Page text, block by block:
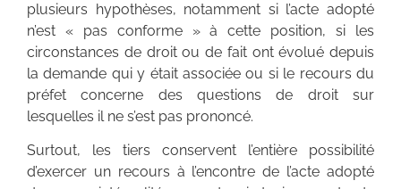
plusieurs hypothèses, notamment si l’acte adopté
n’est « pas conforme » à cette position, si les
circonstances de droit ou de fait ont évolué depuis
la demande qui y était associée ou si le recours du
préfet concerne des questions de droit sur
lesquelles il ne s’est pas prononcé.
Surtout, les tiers conservent l’entière possibilité
d’exercer un recours à l’encontre de l’acte adopté